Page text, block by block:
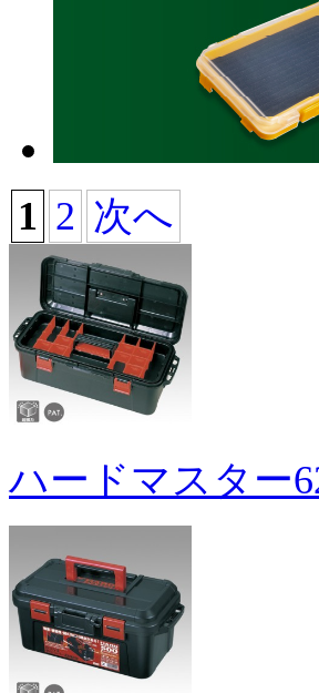
1 2 次へ
ハードマスター